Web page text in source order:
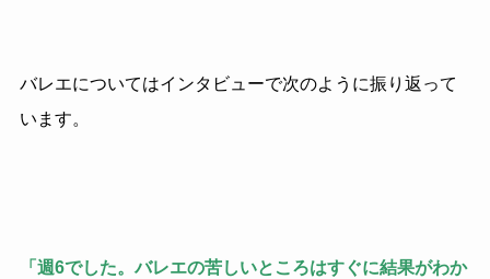
バレエについてはインタビューで次のように振り返って
います。
「週6でした。バレエの苦しいところはすぐに結果がわか